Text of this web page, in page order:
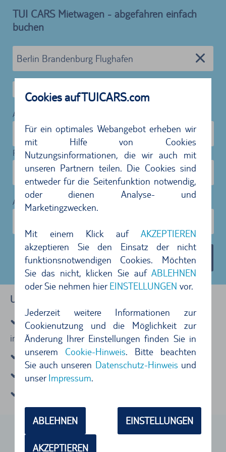
Cookies auf TUICARS.com
Für ein optimales Webangebot erheben wir
mit Hilfe von Cookies
Nutzungsinformationen, die wir auch mit
unseren Partnern teilen. Die Cookies sind
entweder für die Seitenfunktion notwendig,
oder dienen Analyse- und
Marketingzwecken.
Mit einem Klick aufAKZEPTIEREN
akzeptieren Sie den Einsatz der nicht
funktionsnotwendigen Cookies. Möchten
Sie das nicht, klicken Sie aufABLEHNEN
oder Sie nehmen hierEINSTELLUNGEN vor.
Jederzeit weitere Informationen zur
Cookienutzung und die Möglichkeit zur
Änderung Ihrer Einstellungen finden Sie in
unserem Cookie-Hinweis. Bitte beachten
Sie auch unseren Datenschutz-Hinweis und
unserImpressum.
ABLEHNEN EINSTELLUNGEN
AKZEPTIEREN
TUI CARS Mietwagen - abgefahren einfach
buchen
Abholung:
06.09.2026
10:00
Rückgabe:
13.09.2026
10:00
Alter des Fahrenden:
Mietwagen anzeigen(45)
Unser Rundum-Sorglos-Versprechen
Vollkasko-Versicherung ohne Selbstbeteiligung
inkl.
KFZ Haftpflichtversicherung inkl.
Kostenlos stornieren bis 24 Stunden vorher